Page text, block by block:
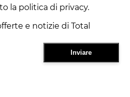
la politica di privacy.
e notizie di Total